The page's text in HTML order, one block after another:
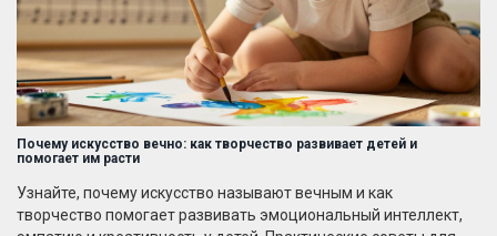
Почему искусство вечно: как творчество развивает детей и
помогает им расти
Узнайте, почему искусство называют вечным и как
творчество помогает развивать эмоциональный интеллект,